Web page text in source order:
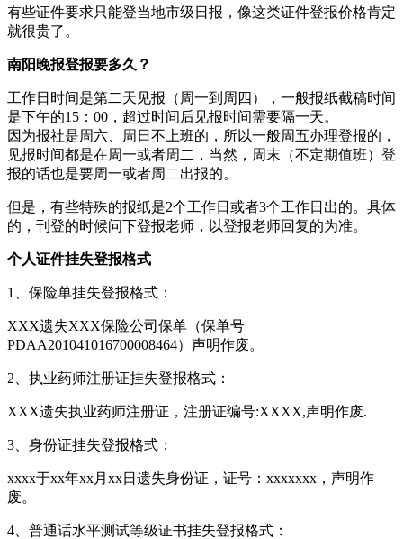
有些证件要求只能登当地市级日报，像这类证件登报价格肯定
就很贵了。
南阳晚报登报要多久？
工作日时间是第二天见报（周一到周四），一般报纸截稿时间
是下午的15：00，超过时间后见报时间需要隔一天。
因为报社是周六、周日不上班的，所以一般周五办理登报的，
见报时间都是在周一或者周二，当然，周末（不定期值班）登
报的话也是要周一或者周二出报的。
但是，有些特殊的报纸是2个工作日或者3个工作日出的。具体
的，刊登的时候问下登报老师，以登报老师回复的为准。
个人证件挂失登报格式
1、保险单挂失登报格式：
XXX遗失XXX保险公司保单（保单号
PDAA201041016700008464）声明作废。
2、执业药师注册证挂失登报格式：
XXX遗失执业药师注册证，注册证编号:XXXX,声明作废.
3、身份证挂失登报格式：
xxxx于xx年xx月xx日遗失身份证，证号：xxxxxxx，声明作
废。
4、普通话水平测试等级证书挂失登报格式：